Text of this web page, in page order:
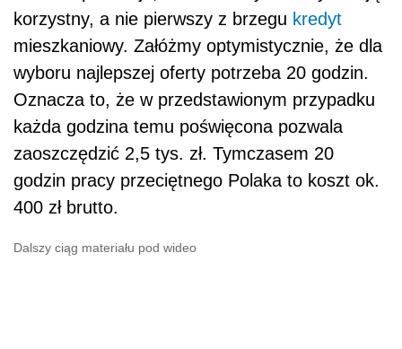
korzystny, a nie pierwszy z brzegu kredyt
mieszkaniowy. Załóżmy optymistycznie, że dla
wyboru najlepszej oferty potrzeba 20 godzin.
Oznacza to, że w przedstawionym przypadku
każda godzina temu poświęcona pozwala
zaoszczędzić 2,5 tys. zł. Tymczasem 20
godzin pracy przeciętnego Polaka to koszt ok.
400 zł brutto.
Dalszy ciąg materiału pod wideo